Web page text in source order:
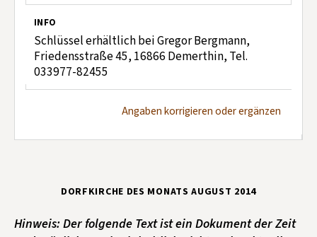
INFO
Schlüssel erhältlich bei Gregor Bergmann,
Friedensstraße 45, 16866 Demerthin, Tel.
033977-82455
Angaben korrigieren oder ergänzen
DORFKIRCHE DES MONATS AUGUST 2014
Hinweis: Der folgende Text ist ein Dokument der Zeit